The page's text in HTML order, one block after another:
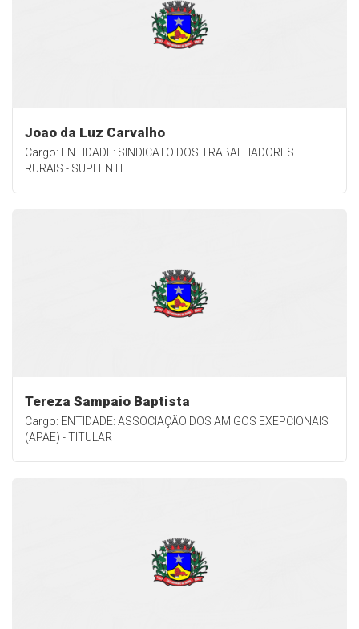
Joao da Luz Carvalho
Cargo: ENTIDADE: SINDICATO DOS TRABALHADORES
RURAIS - SUPLENTE
Tereza Sampaio Baptista
Cargo: ENTIDADE: ASSOCIAÇÃO DOS AMIGOS EXEPCIONAIS
(APAE) - TITULAR